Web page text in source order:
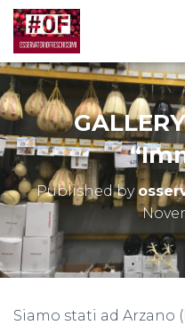
Published by
Siamo stati ad Arzano